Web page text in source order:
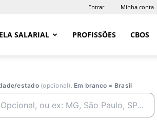
Entrar Minha conta
SALARIAL PROFISSÕES CBOS
estado (opcional). Em branco = Brasil